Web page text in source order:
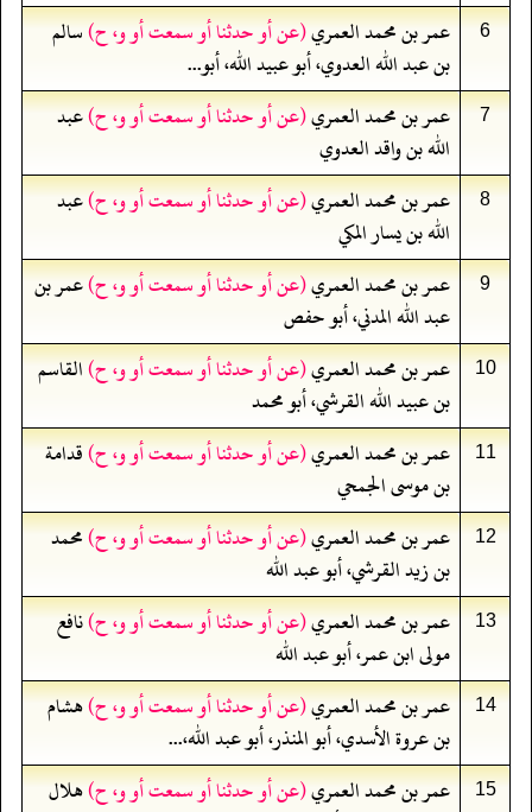
6 عمر بن محمد العمري(عن أو حدثنا أو سمعت أو و، ح)سالم
بن عبد الله العدوي، أبو عبيد الله، أبو...
7 عمر بن محمد العمري(عن أو حدثنا أو سمعت أو و، ح)عبد
الله بن واقد العدوي
8 عمر بن محمد العمري(عن أو حدثنا أو سمعت أو و، ح)عبد
الله بن يسار المكي
9 عمر بن محمد العمري(عن أو حدثنا أو سمعت أو و، ح)عمر بن
عبد الله المدني، أبو حفص
10 عمر بن محمد العمري(عن أو حدثنا أو سمعت أو و، ح)القاسم
بن عبيد الله القرشي، أبو محمد
11 عمر بن محمد العمري(عن أو حدثنا أو سمعت أو و، ح)قدامة
بن موسى الجمحي
12 عمر بن محمد العمري(عن أو حدثنا أو سمعت أو و، ح)محمد
بن زيد القرشي، أبو عبد الله
13 عمر بن محمد العمري(عن أو حدثنا أو سمعت أو و، ح)نافع
مولى ابن عمر، أبو عبد الله
14 عمر بن محمد العمري(عن أو حدثنا أو سمعت أو و، ح)هشام
بن عروة الأسدي، أبو المنذر، أبو عبد الله،...
15 عمر بن محمد العمري(عن أو حدثنا أو سمعت أو و، ح)هلال